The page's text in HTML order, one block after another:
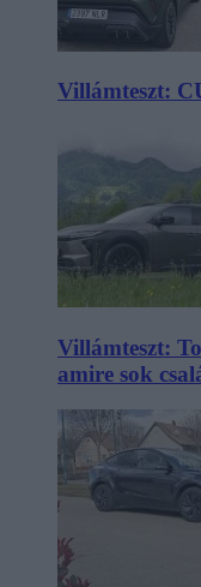
Villámteszt:
Villámteszt:
amire sok